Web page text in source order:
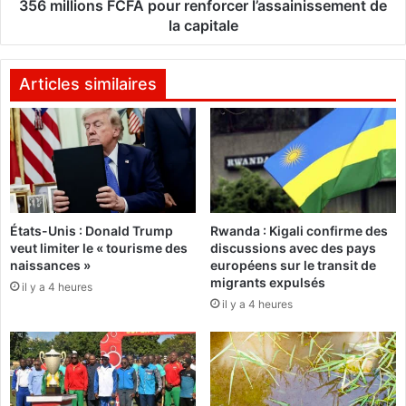
m
r
t
e
e
F
I
P
O
2
6
e
d
é
p
ô
t
e
t
r
a
i
t
d
e
356 millions FCFA pour renforcer l’assainissement de
la capitale
Articles similaires
États-Unis : Donald Trump
veut limiter le « tourisme des
naissances »
il y a 4 heures
Rwanda : Kigali confirme des
discussions avec des pays
européens sur le transit de
migrants expulsés
il y a 4 heures